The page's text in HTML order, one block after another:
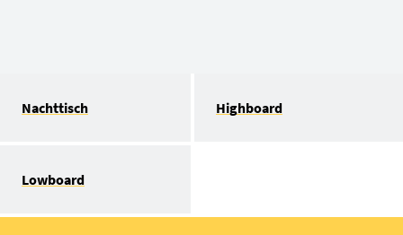
Nachttisch Highboard
Lowboard